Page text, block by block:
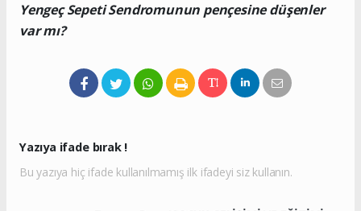
Yengeç Sepeti Sendromunun pençesine düşenler
var mı?
Yazıya ifade bırak !
Bu yazıya hiç ifade kullanılmamış ilk ifadeyi siz kullanın.